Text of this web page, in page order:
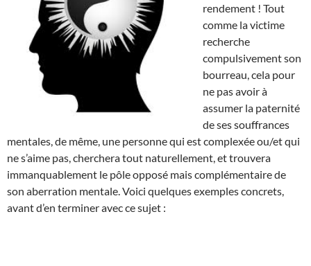
rendement ! Tout
comme la victime
recherche
compulsivement son
bourreau, cela pour
ne pas avoir à
assumer la paternité
de ses souffrances
mentales, de même, une personne qui est complexée ou/et qui
ne s’aime pas, cherchera tout naturellement, et trouvera
immanquablement le pôle opposé mais complémentaire de
son aberration mentale. Voici quelques exemples concrets,
avant d’en terminer avec ce sujet :